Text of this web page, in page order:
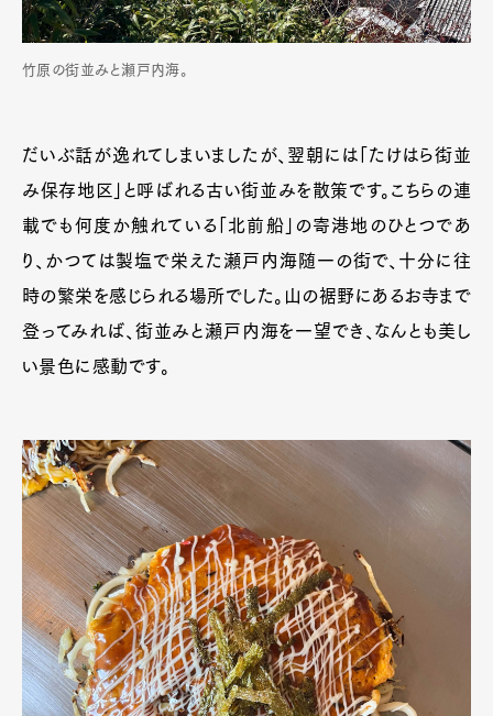
竹原の街並みと瀬戸内海。
だいぶ話が逸れてしまいましたが、翌朝には「たけはら街並
み保存地区」と呼ばれる古い街並みを散策です。こちらの連
載でも何度か触れている「北前船」の寄港地のひとつであ
り、かつては製塩で栄えた瀬戸内海随一の街で、十分に往
時の繁栄を感じられる場所でした。山の裾野にあるお寺まで
登ってみれば、街並みと瀬戸内海を一望でき、なんとも美し
い景色に感動です。